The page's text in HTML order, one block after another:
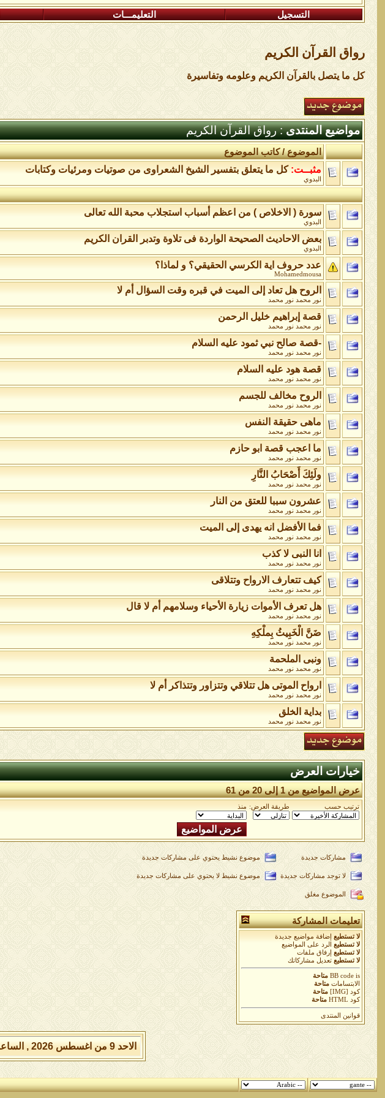
التسجيل التعليمـــات
رواق القرآن الكريم
كل ما يتصل بالقرآن الكريم وعلومه وتفاسيرة
مواضيع المنتدى: رواق القرآن الكريم
الموضوع/كاتب الموضوع
مثبــت: كل ما يتعلق بتفسير الشيخ الشعراوى من صوتيات ومرئيات وكتابات
البدوي
سورة ( الاخلاص ) من اعظم أسباب استجلاب محبة الله تعالى
البدوي
بعض الاحاديث الصحيحة الواردة فى تلاوة وتدبر القران الكريم
البدوي
عدد حروف اية الكرسي الحقيقي؟ و لماذا؟
Mohamedmousa
الروح هل تعاد إلى الميت في قبره وقت السؤال أم لا
نور محمد نور محمد
قصة إبراهيم خليل الرحمن
نور محمد نور محمد
-قصة صالح نبي ثمود عليه السلام
نور محمد نور محمد
قصة هود عليه السلام
نور محمد نور محمد
الروح مخالف للجسم
نور محمد نور محمد
ماهى حقيقة النفس
نور محمد نور محمد
ما اعجب قصة ابو حازم
نور محمد نور محمد
ولَئِكَ أَصْحَابُ النَّارِ
نور محمد نور محمد
عشرون سببا للعتق من النار
نور محمد نور محمد
فما الأفضل انه يهدى إلى الميت
نور محمد نور محمد
انا النبى لا كذب
نور محمد نور محمد
كيف تتعارف الارواح وتتلاقى
نور محمد نور محمد
هل تعرف الأموات زيارة الأحياء وسلامهم أم لا قال
نور محمد نور محمد
ضَنَّ الْخَبِيثُ بِملْكِهِ
نور محمد نور محمد
ونبى الملحمة
نور محمد نور محمد
ارواح الموتى هل تتلاقي وتتزاور وتتذاكر أم لا
نور محمد نور محمد
بداية الخلق
نور محمد نور محمد
خيارات العرض
عرض المواضيع من 1 إلى 20 من 61
ترتيب حسب طريقة العرض: منذ
مشاركات جديدة موضوع نشيط يحتوي على مشاركات جديدة
لا توجد مشاركات جديدة موضوع نشيط لا يحتوي على مشاركات جديدة
الموضوع مغلق
تعليمات المشاركة
لا تستطيع
إضافة مواضيع جديدة
لا تستطيع
الرد على المواضيع
لا تستطيع
إرفاق ملفات
لا تستطيع تعديل مشاركاتك
BB codeis
متاحة
الابتسامات متاحة
كود [IMG]
متاحة
كود HTML
متاحة
قوانين المنتدى
الاحد 9 من اغسطس 2026 , الساعة الان 11:48:13 صباحاً.